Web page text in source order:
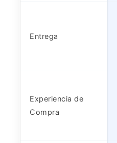
Entrega
Experiencia de
Compra